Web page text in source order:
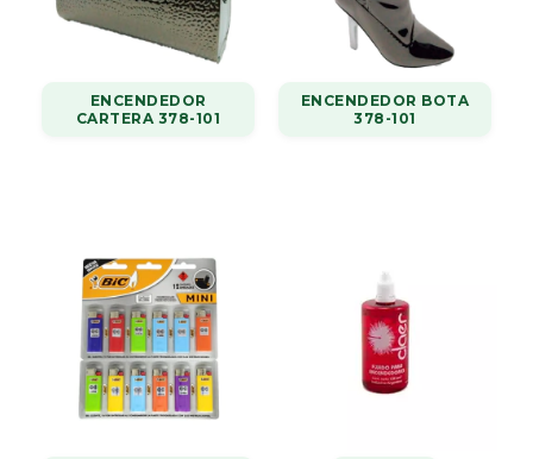
ENCENDEDOR
CARTERA 378-101
ENCENDEDOR BOTA
378-101